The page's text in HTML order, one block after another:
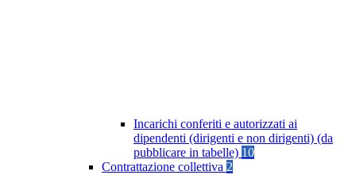
Incarichi conferiti e autorizzati ai
dipendenti (dirigenti e non dirigenti) (da
pubblicare in tabelle) 10
Contrattazione collettiva 2